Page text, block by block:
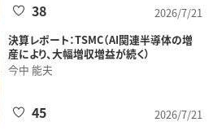
2026/7/21
38
決算レポート：TSMC（AI関連半導体の増
産により、大幅増収増益が続く）
今中 能夫
2026/7/21
45